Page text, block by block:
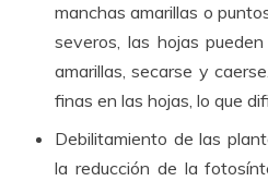
manchas amarillas o
severos, las hojas
amarillas, secarse y
finas en las hojas, lo que
Debilitamiento de las
la reducción de la